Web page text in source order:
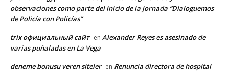
observaciones como parte del inicio de la jornada “Dialoguemos
de Policía con Policías”
trix официальный сайт en Alexander Reyes es asesinado de
varias puñaladas en La Vega
deneme bonusu veren siteler en Renuncia directora de hospital